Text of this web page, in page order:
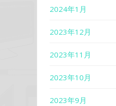
2024年1月
2023年12月
2023年11月
2023年10月
2023年9月